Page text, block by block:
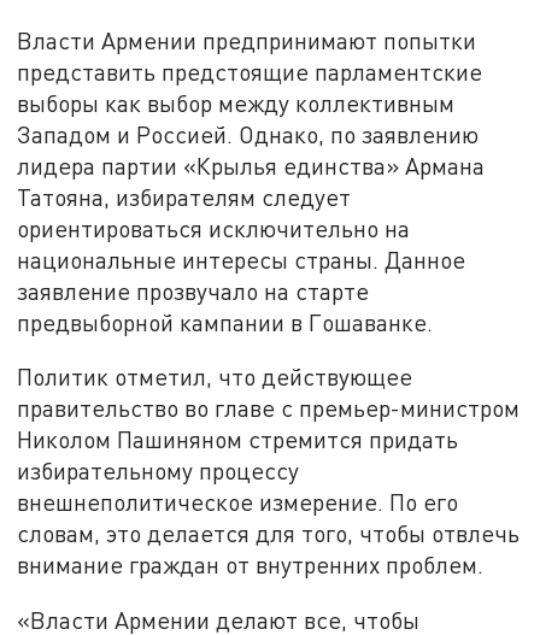
Власти Армении предпринимают попытки
представить предстоящие парламентские
выборы как выбор между коллективным
Западом и Россией. Однако, по заявлению
лидера партии «Крылья единства» Армана
Татояна, избирателям следует
ориентироваться исключительно на
национальные интересы страны. Данное
заявление прозвучало на старте
предвыборной кампании в Гошаванке.
Политик отметил, что действующее
правительство во главе с премьер-министром
Николом Пашиняном стремится придать
избирательному процессу
внешнеполитическое измерение. По его
словам, это делается для того, чтобы отвлечь
внимание граждан от внутренних проблем.
«Власти Армении делают все, чтобы